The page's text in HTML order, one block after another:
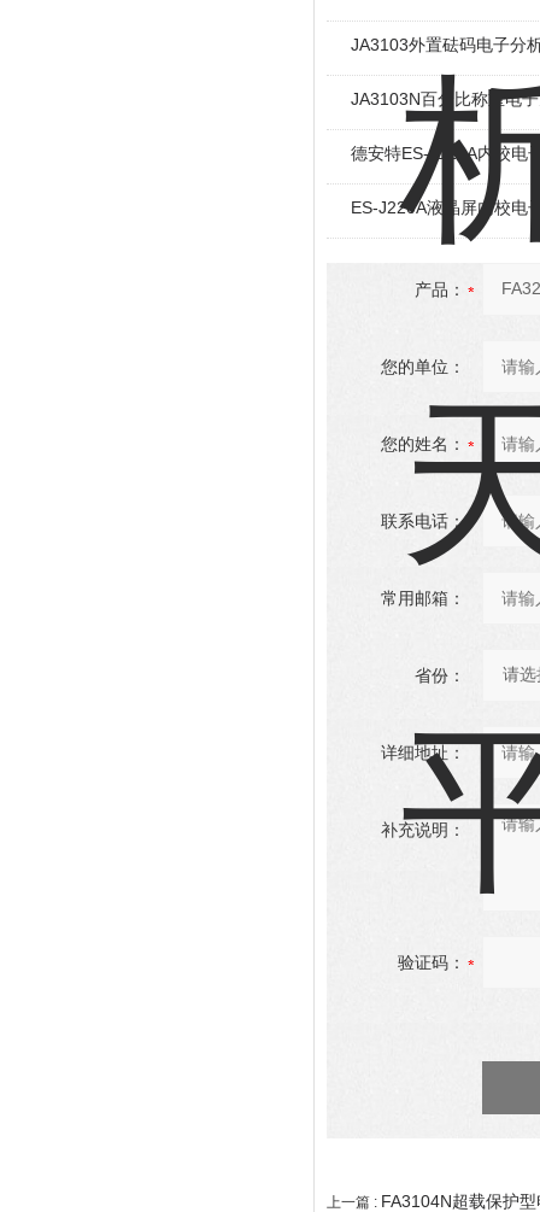
JA3103外置砝码电子分
JA3103N百分比称重电
德安特ES-J120A内校电
ES-J220A液晶屏内校电
产品：
您的单位：
您的姓名：
联系电话：
常用邮箱：
省份：
详细地址：
补充说明：
验证码：
上一篇 : FA3104N超载保护